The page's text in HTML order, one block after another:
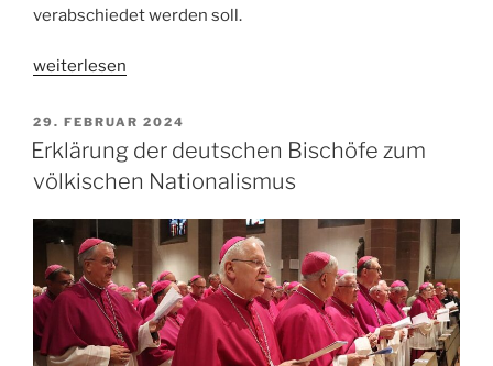
verabschiedet werden soll.
„Verratet
Geflüchteten
nicht“
weiterlesen
VERÖFFENTLICHT
AM
29. FEBRUAR 2024
Erklärung der deutschen Bischöfe zum
völkischen Nationalismus